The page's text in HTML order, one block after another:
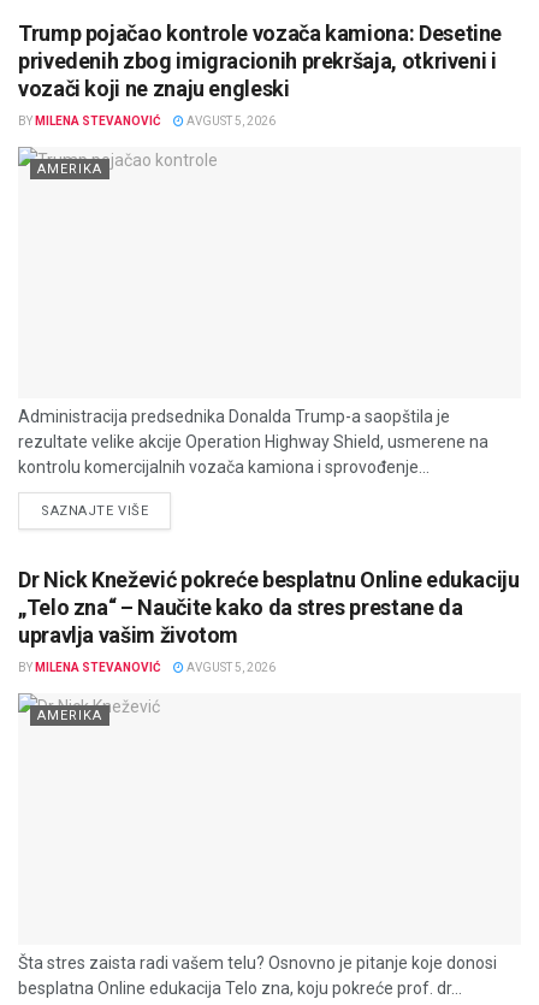
Trump pojačao kontrole vozača kamiona: Desetine
privedenih zbog imigracionih prekršaja, otkriveni i
vozači koji ne znaju engleski
BY MILENA STEVANOVIĆ AVGUST 5, 2026
AMERIKA
Administracija predsednika Donalda Trump-a saopštila je
rezultate velike akcije Operation Highway Shield, usmerene na
kontrolu komercijalnih vozača kamiona i sprovođenje...
SAZNAJTE VIŠEDETAILS
Dr Nick Knežević pokreće besplatnu Online edukaciju
„Telo zna“ – Naučite kako da stres prestane da
upravlja vašim životom
BY MILENA STEVANOVIĆ AVGUST 5, 2026
AMERIKA
Šta stres zaista radi vašem telu? Osnovno je pitanje koje donosi
besplatna Online edukacija Telo zna, koju pokreće prof. dr...